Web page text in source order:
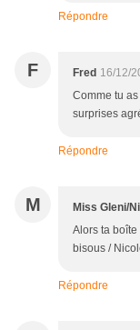
Répondre
F Fred 16/12/
Comme tu
surprises
Répondre
M Miss Gleni/
Alors ta boîte
bisous /
Répondre